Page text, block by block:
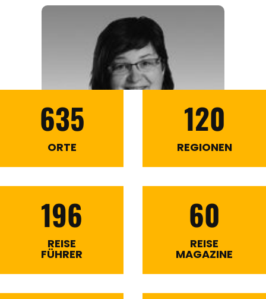
635
ORTE
120
REGIONEN
196
REISE
FÜHRER
60
REISE
MAGAZINE